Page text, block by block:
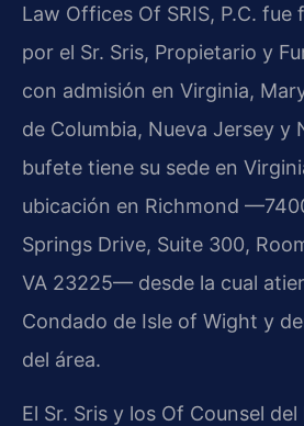
Law Offices Of SRIS, P.C. fue
por el Sr. Sris, Propietario y
con admisión en Virginia,
de Columbia, Nueva Jersey y
bufete tiene su sede en
ubicación en Richmond
Springs Drive, Suite 300,
VA 23225— desde la cual
Condado de Isle of Wight y
del área.
El Sr. Sris y los Of Counsel